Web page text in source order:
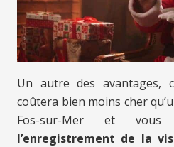
Un autre des avantages,
coûtera bien moins cher
Fos-sur-Mer et
l’enregistrement de la